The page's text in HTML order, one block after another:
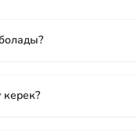
керек?